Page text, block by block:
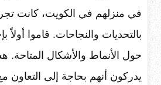
في منزلهم في الكويت، كانت
بالتحديات والنجاحات. قاموا
حول الأنماط والأشكال المتاحة.
يدركون أنهم بحاجة إلى التعاون